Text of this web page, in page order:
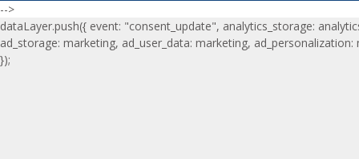
-->
dataLayer.push({ event: "consent_update", analytics_storage:
ad_storage: marketing, ad_user_data: marketing, ad_personalization:
});